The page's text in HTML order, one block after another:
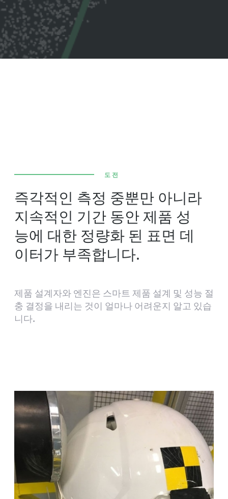
도전
즉각적인 측정 중뿐만 아니라
지속적인 기간 동안 제품 성
능에 대한 정량화 된 표면 데
이터가 부족합니다.
제품 설계자와 엔진은 스마트 제품 설계 및 성능 절
충 결정을 내리는 것이 얼마나 어려운지 알고 있습
니다.